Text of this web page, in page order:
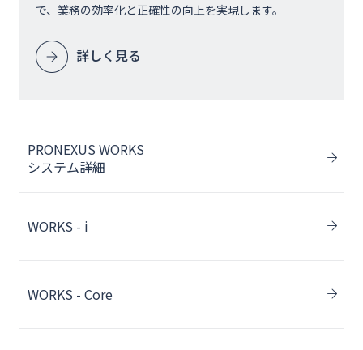
で、業務の効率化と正確性の向上を実現します。
詳しく見る
PRONEXUS WORKS
システム詳細
WORKS - i
WORKS - Core